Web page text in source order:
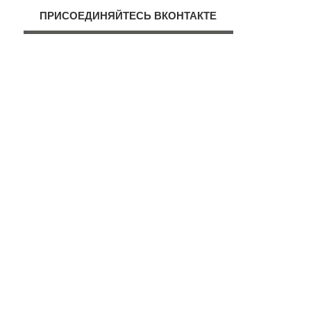
ПРИСОЕДИНЯЙТЕСЬ ВКОНТАКТЕ